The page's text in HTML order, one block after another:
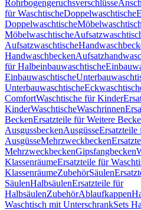
Rohrbogengeruchsverschlüsse
für WaschtischeDoppelwaschtische
Doppelwaschtische
Möbelwaschtische
Aufsatzwaschtische
Handwaschbecken
für Halbeinbauwaschtische
Einbauwaschtische
Unterbauwaschtische
ComfortWaschtische für Kinder
KinderWaschtischeWaschrinnen
BeckenErsatzteile für Weitere
AusgussbeckenAusgüsseErsatzteile
AusgüsseMehrzweckbecken
MehrzweckbeckenGipsfangbecken
KlassenräumeErsatzteile für
KlassenräumeZubehörSäulen
SäulenHalbsäulenErsatzteile für
HalbsäulenZubehörAblaufkappen
Waschtisch mit UnterschrankSets